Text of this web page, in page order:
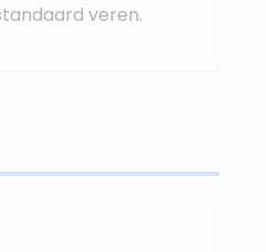
veren.